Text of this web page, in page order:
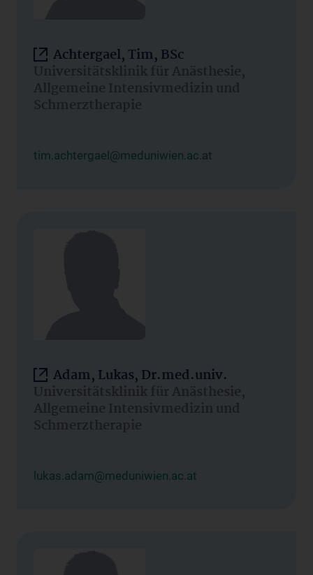
Achtergael, Tim, BSc
Universitätsklinik für Anästhesie,
Allgemeine Intensivmedizin und
Schmerztherapie
tim.achtergael@meduniwien.ac.at
Adam, Lukas, Dr.med.univ.
Universitätsklinik für Anästhesie,
Allgemeine Intensivmedizin und
Schmerztherapie
lukas.adam@meduniwien.ac.at